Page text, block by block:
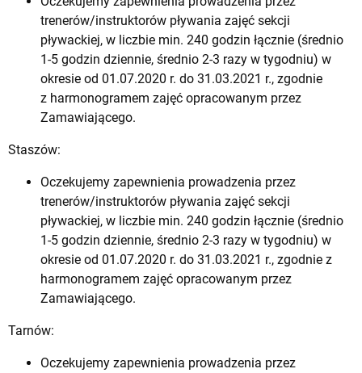
trenerów/instruktorów pływania zajęć sekcji
pływackiej, w liczbie min. 240 godzin łącznie (średnio
1-5 godzin dziennie, średnio 2-3 razy w tygodniu) w
okresie od 01.07.2020 r. do 31.03.2021 r., zgodnie
z harmonogramem zajęć opracowanym przez
Zamawiającego.
Staszów:
Oczekujemy zapewnienia prowadzenia przez
trenerów/instruktorów pływania zajęć sekcji
pływackiej, w liczbie min. 240 godzin łącznie (średnio
1-5 godzin dziennie, średnio 2-3 razy w tygodniu) w
okresie od 01.07.2020 r. do 31.03.2021 r., zgodnie z
harmonogramem zajęć opracowanym przez
Zamawiającego.
Tarnów:
Oczekujemy zapewnienia prowadzenia przez